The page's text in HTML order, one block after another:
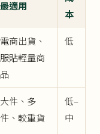
最適用
本
電商出貨、
服貼輕量商
品
低
大件、多
件、較重貨
低–
中